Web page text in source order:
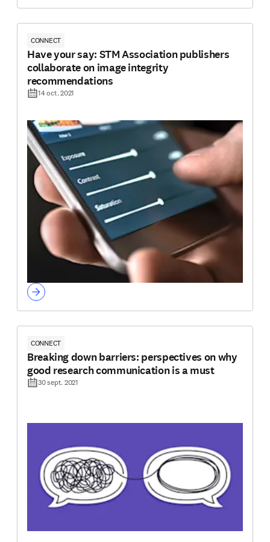
CONNECT
Have your say: STM Association publishers
collaborate on image integrity
recommendations
14 oct. 2021
CONNECT
Breaking down barriers: perspectives on why
good research communication is a must
30 sept. 2021